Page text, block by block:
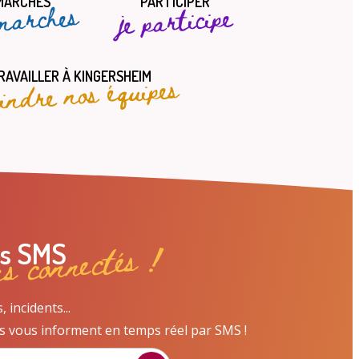
je participe
À KINGERSHEIM
nos équipes
SMS
connectés !
incidents...
vous informent en temps réel par SMS !